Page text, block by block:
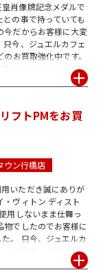
肖像牌記念メダルで
の事で持っていても
今だからお客様に大変
今、ジュエルカフェ
お買取強化中です。
店にお気軽にお立ち
迎です。スタッフ一同
フトPMをお買
ウン行橋店
いただき誠にありが
ヴィトン ディスト
用しないまま仕舞っ
でしたのでお客様に
。 只今、ジュエルカ
グや財布、小物など)
でお買取致します。